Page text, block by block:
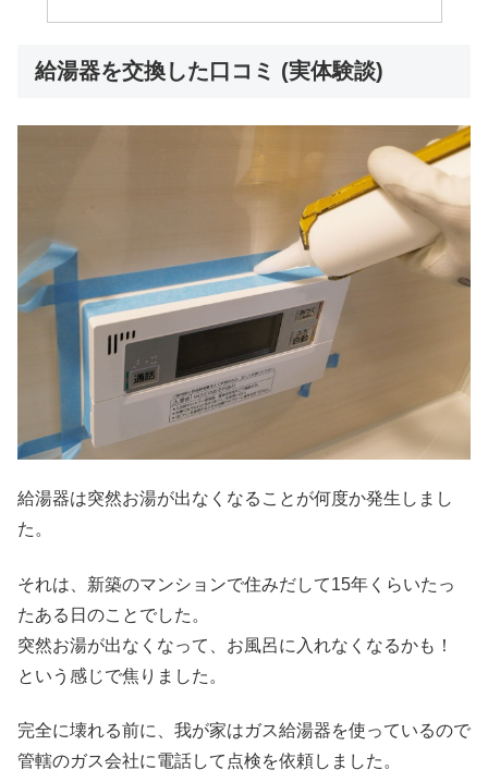
給湯器を交換した口コミ (実体験談)
給湯器は突然お湯が出なくなることが何度か発生しまし
た。
それは、新築のマンションで住みだして15年くらいたっ
たある日のことでした。
突然お湯が出なくなって、お風呂に入れなくなるかも！
という感じで焦りました。
完全に壊れる前に、我が家はガス給湯器を使っているので
管轄のガス会社に電話して点検を依頼しました。